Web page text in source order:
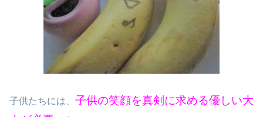
子供たちには、 子供の笑顔を真剣に求める優しい大